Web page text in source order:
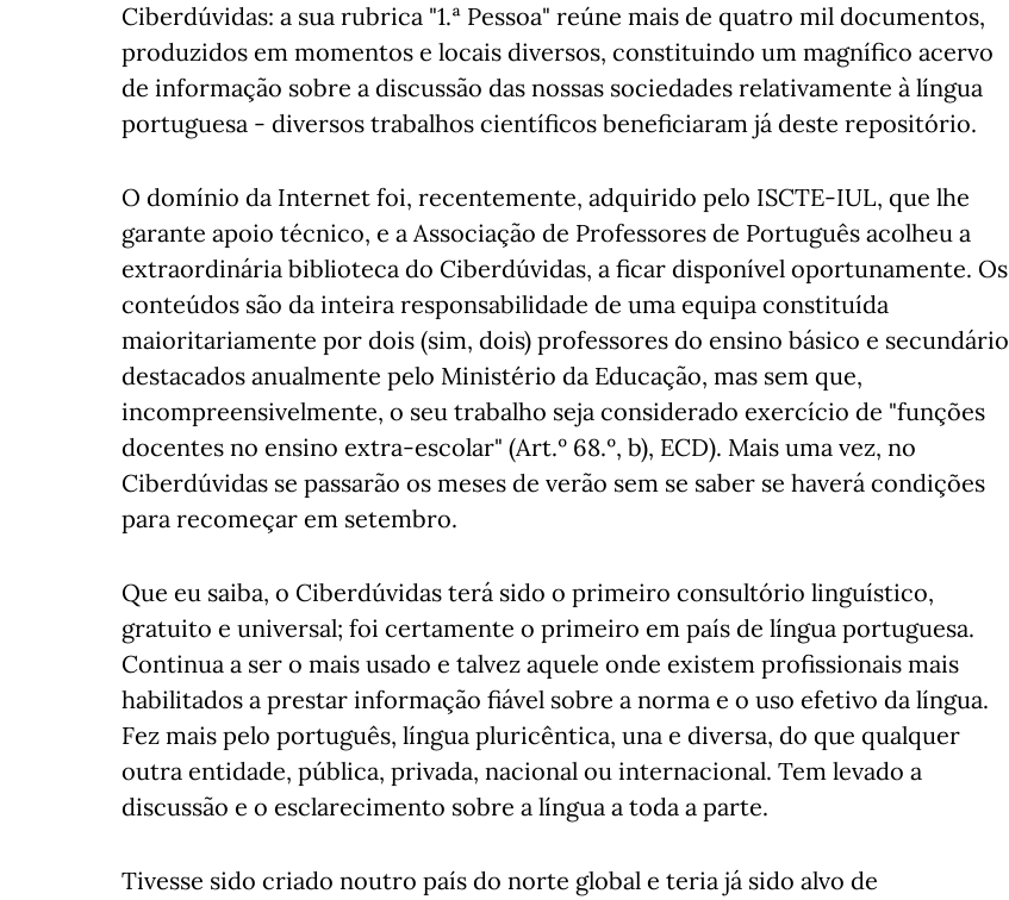
Ciberdúvidas: a sua rubrica "1.ª Pessoa" reúne mais de quatro mil documentos,
produzidos em momentos e locais diversos, constituindo um magnífico acervo
de informação sobre a discussão das nossas sociedades relativamente à língua
portuguesa - diversos trabalhos científicos beneficiaram já deste repositório.
O domínio da Internet foi, recentemente, adquirido pelo ISCTE-IUL, que lhe
garante apoio técnico, e a Associação de Professores de Português acolheu a
extraordinária biblioteca do Ciberdúvidas, a ficar disponível oportunamente. Os
conteúdos são da inteira responsabilidade de uma equipa constituída
maioritariamente por dois (sim, dois) professores do ensino básico e secundário
destacados anualmente pelo Ministério da Educação, mas sem que,
incompreensivelmente, o seu trabalho seja considerado exercício de "funções
docentes no ensino extra-escolar" (Art.º 68.º, b), ECD). Mais uma vez, no
Ciberdúvidas se passarão os meses de verão sem se saber se haverá condições
para recomeçar em setembro.
Que eu saiba, o Ciberdúvidas terá sido o primeiro consultório linguístico,
gratuito e universal; foi certamente o primeiro em país de língua portuguesa.
Continua a ser o mais usado e talvez aquele onde existem profissionais mais
habilitados a prestar informação fiável sobre a norma e o uso efetivo da língua.
Fez mais pelo português, língua pluricêntica, una e diversa, do que qualquer
outra entidade, pública, privada, nacional ou internacional. Tem levado a
discussão e o esclarecimento sobre a língua a toda a parte.
Tivesse sido criado noutro país do norte global e teria já sido alvo de